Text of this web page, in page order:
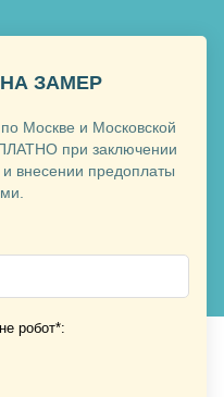
Хочу такую
ЗАМЕР
Москве и Московской
при заключении
внесении предоплаты
робот*: